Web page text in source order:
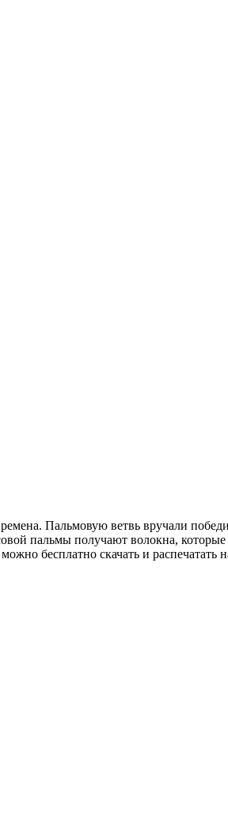
Пальмовую ветвь вручали
пальмы получают волокна,
бесплатно скачать и распечатать